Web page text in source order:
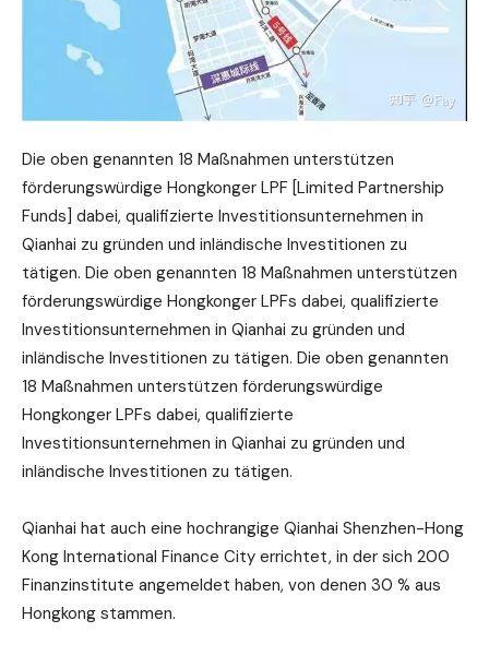
Die oben genannten 18 Maßnahmen unterstützen
förderungswürdige Hongkonger LPF [Limited Partnership
Funds] dabei, qualifizierte Investitionsunternehmen in
Qianhai zu gründen und inländische Investitionen zu
tätigen. Die oben genannten 18 Maßnahmen unterstützen
förderungswürdige Hongkonger LPFs dabei, qualifizierte
Investitionsunternehmen in Qianhai zu gründen und
inländische Investitionen zu tätigen. Die oben genannten
18 Maßnahmen unterstützen förderungswürdige
Hongkonger LPFs dabei, qualifizierte
Investitionsunternehmen in Qianhai zu gründen und
inländische Investitionen zu tätigen.
Qianhai hat auch eine hochrangige Qianhai Shenzhen-Hong
Kong International Finance City errichtet, in der sich 200
Finanzinstitute angemeldet haben, von denen 30 % aus
Hongkong stammen.